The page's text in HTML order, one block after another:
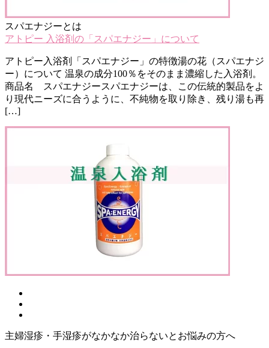
スパエナジーとは
アトピー 入浴剤の「スパエナジー」について
アトピー入浴剤「スパエナジー」の特徴湯の花（スパエナジ
ー）について 温泉の成分100％をそのまま濃縮した入浴剤。
商品名 スパエナジースパエナジーは、この伝統的製品をよ
り現代ニーズに合うように、不純物を取り除き、残り湯も再
[…]
主婦湿疹・手湿疹がなかなか治らないとお悩みの方へ